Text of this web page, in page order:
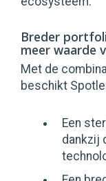
Breder
meer waarde
Met de
beschikt
Een
dankzij